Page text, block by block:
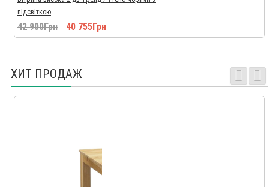
підсвіткою
42 900Грн 40 755Грн
ХИТ ПРОДАЖ